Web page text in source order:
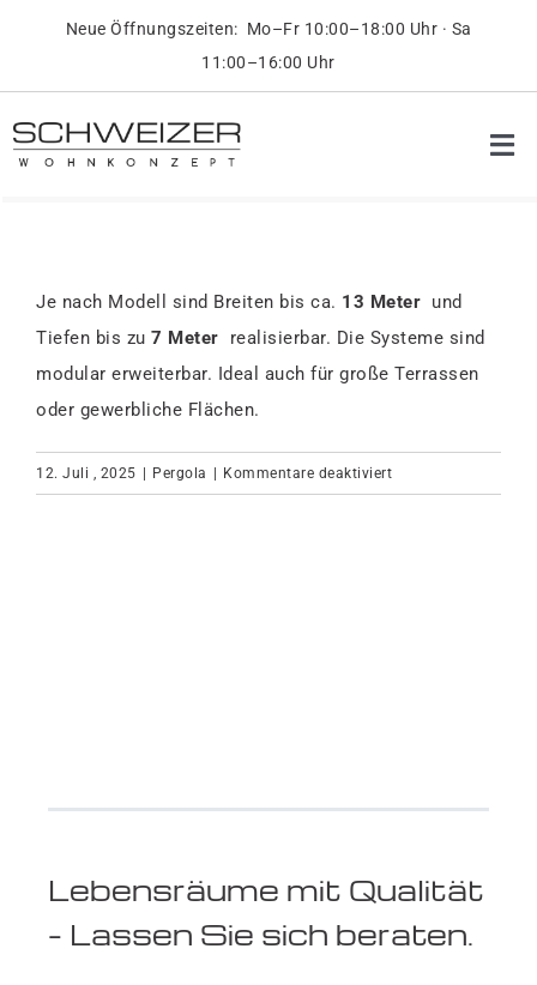
content
Neue Öffnungszeiten: Mo–Fr 10:00–18:00 Uhr · Sa
11:00–16:00 Uhr
Je nach Modell sind Breiten bis ca. 13 Meter und
Tiefen bis zu 7 Meter
realisierbar. Die Systeme sind
modular erweiterbar. Ideal auch für große Terrassen
oder gewerbliche Flächen.
12. Juli , 2025 Pergola Kommentare deaktiviertfür
Lebensräume mit Qualität
– Lassen Sie sich beraten.